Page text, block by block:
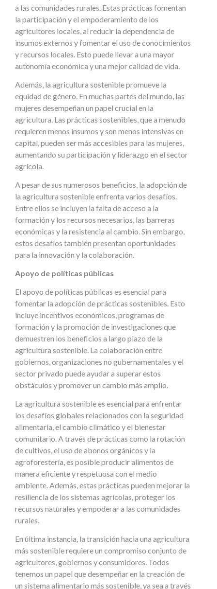
a las comunidades rurales. Estas prácticas fomentan
la participación y el empoderamiento de los
agricultores locales, al reducir la dependencia de
insumos externos y fomentar el uso de conocimientos
y recursos locales. Esto puede llevar a una mayor
autonomía económica y una mejor calidad de vida.
Además, la agricultura sostenible promueve la
equidad de género. En muchas partes del mundo, las
mujeres desempeñan un papel crucial en la
agricultura. Las prácticas sostenibles, que a menudo
requieren menos insumos y son menos intensivas en
capital, pueden ser más accesibles para las mujeres,
aumentando su participación y liderazgo en el sector
agrícola.
A pesar de sus numerosos beneficios, la adopción de
la agricultura sostenible enfrenta varios desafíos.
Entre ellos se incluyen la falta de acceso a la
formación y los recursos necesarios, las barreras
económicas y la resistencia al cambio. Sin embargo,
estos desafíos también presentan oportunidades
para la innovación y la colaboración.
Apoyo de políticas públicas
El apoyo de políticas públicas es esencial para
fomentar la adopción de prácticas sostenibles. Esto
incluye incentivos económicos, programas de
formación y la promoción de investigaciones que
demuestren los beneficios a largo plazo de la
agricultura sostenible. La colaboración entre
gobiernos, organizaciones no gubernamentales y el
sector privado puede ayudar a superar estos
obstáculos y promover un cambio más amplio.
La agricultura sostenible es esencial para enfrentar
los desafíos globales relacionados con la seguridad
alimentaria, el cambio climático y el bienestar
comunitario. A través de prácticas como la rotación
de cultivos, el uso de abonos orgánicos y la
agroforestería, es posible producir alimentos de
manera eficiente y respetuosa con el medio
ambiente. Además, estas prácticas pueden mejorar la
resiliencia de los sistemas agrícolas, proteger los
recursos naturales y empoderar a las comunidades
rurales.
En última instancia, la transición hacia una agricultura
más sostenible requiere un compromiso conjunto de
agricultores, gobiernos y consumidores. Todos
tenemos un papel que desempeñar en la creación de
un sistema alimentario más sostenible, ya sea a través